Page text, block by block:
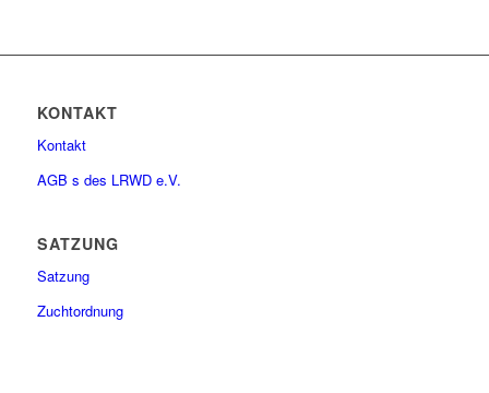
KONTAKT
Kontakt
AGB s des LRWD e.V.
SATZUNG
Satzung
Zuchtordnung